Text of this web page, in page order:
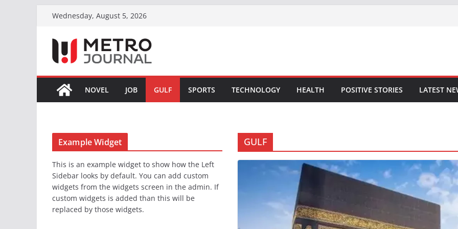
content
Wednesday, August 5, 2026
NOVEL JOB GULF SPORTS TECHNOLOGY HEALTH POSITIVE STORIES LATEST
GULF
Example Widget
This is an example widget to show how the Left
Sidebar looks by default. You can add custom
widgets from the widgets screen in the admin. If
custom widgets is added than this will be
replaced by those widgets.